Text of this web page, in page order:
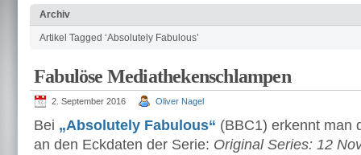
Archiv
Artikel Tagged ‘Absolutely Fabulous’
Fabulöse Mediathekenschlampen
2. September 2016 Oliver Nagel
Bei „Absolutely Fabulous“ (BBC1) erkennt man
an den Eckdaten der Serie: Original Series: 12